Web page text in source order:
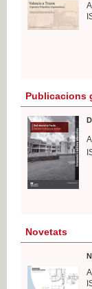
Publicacions
Novetats